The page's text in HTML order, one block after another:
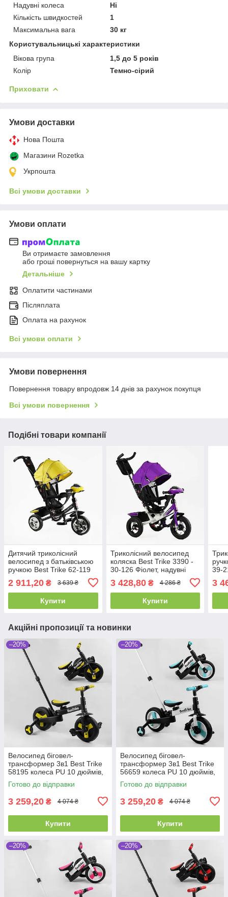
Надувні колеса
Ні
Кількість швидкостей
1
Максимальна вага
30 кг
Користувальницькі характеристики
Вікова група
1,5 до 5 років
Колір
Темно-сірий
Приховати
Умови доставки
Нова Пошта
Магазини Rozetka
Укрпошта
Всі умови доставки
Умови оплати
Ви отримаєте замовлення
або гроші повернуться на вашу картку
Детальніше
Оплатити частинами
Післяплата
Оплата на рахунок
Всі умови оплати
Умови повернення
Повернення товару впродовж 14 днів за рахунок покупця
Всі умови повернення
Подібні товари компанії
Дитячий триколісний
велосипед з батьківською
ручкою Best Trike 62-119
фара, USB,
2 911,20 ₴ 3 639 ₴
Купити
Триколісний велосипед
коляска Best Trike 3390 -
30-126 Фіолет, надувні
колеса, фара з USB, пульт
3 428,80₴ 4 286 ₴
Купити
39-
3
Акційні пропозиції та новинки
–20%
Велосипед біговел-
трансформер 3в1 Best Trike
58195 колеса PU 10 дюймів,
з батьківською ручкою, знімні
педалі
Готово до відправки
3 259,20 ₴ 4 074 ₴
Купити
–20%
Велосипед біговел-
трансформер 3в1 Best Trike
56659 колеса PU 10 дюймів,
з батьківською ручкою, знімні
педалі
Готово до відправки
3 259,20 ₴ 4 074 ₴
Купити
–20% –20%